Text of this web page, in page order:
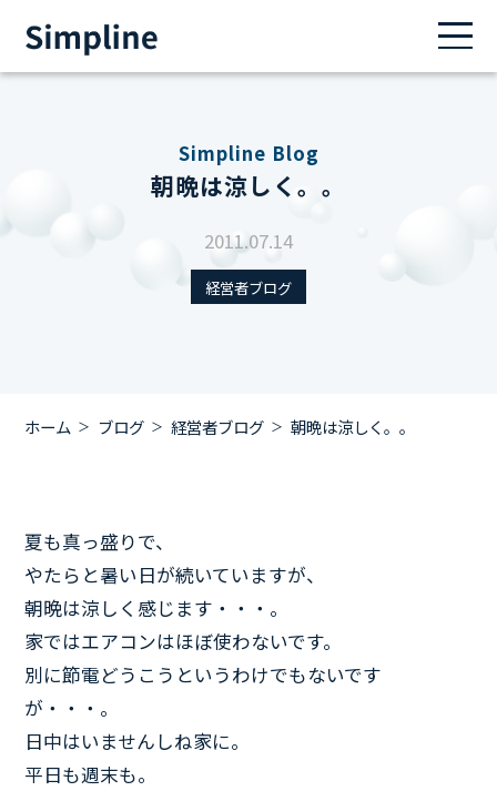
Simpline Blog
朝晩は涼しく。。
2011.07.14
経営者ブログ
ホーム ブログ 経営者ブログ 朝晩は涼しく。。
夏も真っ盛りで、
やたらと暑い日が続いていますが、
朝晩は涼しく感じます・・・。
家ではエアコンはほぼ使わないです。
別に節電どうこうというわけでもないです
が・・・。
日中はいませんしね家に。
平日も週末も。